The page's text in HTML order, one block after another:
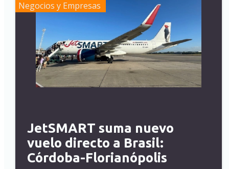
Negocios y Empresas
JetSMART suma nuevo
vuelo directo a Brasil:
Córdoba-Florianópolis